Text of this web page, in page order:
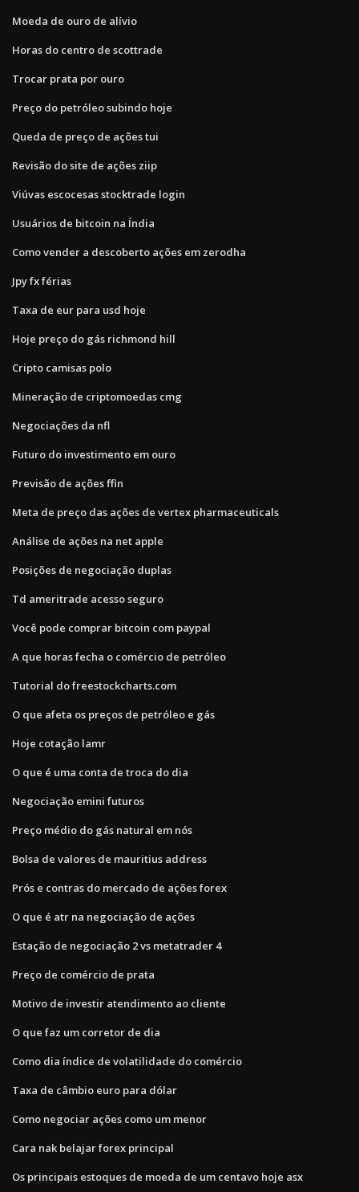
Moeda de ouro de alívio
Horas do centro de scottrade
Trocar prata por ouro
Preço do petróleo subindo hoje
Queda de preço de ações tui
Revisão do site de ações ziip
Viúvas escocesas stocktrade login
Usuários de bitcoin na Índia
Como vender a descoberto ações em zerodha
Jpy fx férias
Taxa de eur para usd hoje
Hoje preço do gás richmond hill
Cripto camisas polo
Mineração de criptomoedas cmg
Negociações da nfl
Futuro do investimento em ouro
Previsão de ações ffin
Meta de preço das ações de vertex pharmaceuticals
Análise de ações na net apple
Posições de negociação duplas
Td ameritrade acesso seguro
Você pode comprar bitcoin com paypal
A que horas fecha o comércio de petróleo
Tutorial do freestockcharts.com
O que afeta os preços de petróleo e gás
Hoje cotação lamr
O que é uma conta de troca do dia
Negociação emini futuros
Preço médio do gás natural em nós
Bolsa de valores de mauritius address
Prós e contras do mercado de ações forex
O que é atr na negociação de ações
Estação de negociação 2 vs metatrader 4
Preço de comércio de prata
Motivo de investir atendimento ao cliente
O que faz um corretor de dia
Como dia índice de volatilidade do comércio
Taxa de câmbio euro para dólar
Como negociar ações como um menor
Cara nak belajar forex principal
Os principais estoques de moeda de um centavo hoje asx